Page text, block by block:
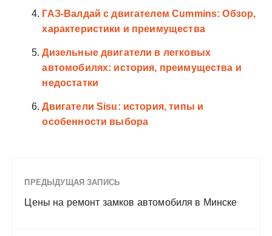
ГАЗ-Валдай с двигателем Cummins: Обзор,
характеристики и преимущества
Дизельные двигатели в легковых
автомобилях: история, преимущества и
недостатки
Двигатели Sisu: история, типы и
особенности выбора
ПРЕДЫДУЩАЯ ЗАПИСЬ
Цены на ремонт замков автомобиля в Минске